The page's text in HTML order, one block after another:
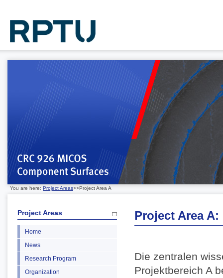
You are here: Project Areas>>Project Area A
Project Areas
Home
News
Research Program
Organization
Project Area
Die zentralen
Projektbereich A